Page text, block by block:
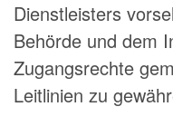
Dienstleisters
Behörde und dem
Zugangsrechte
Leitlinien zu